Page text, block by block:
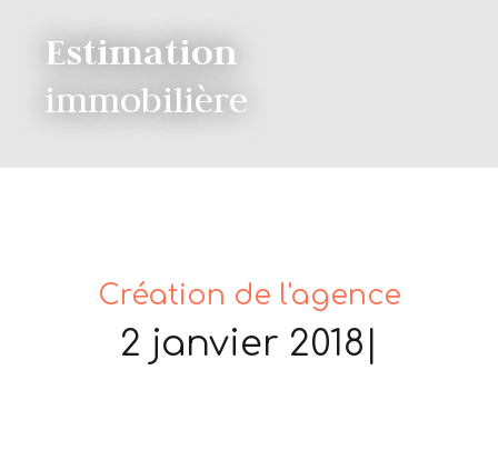
Estimation
immobilière
Création de l'agence
2 janvier 2018